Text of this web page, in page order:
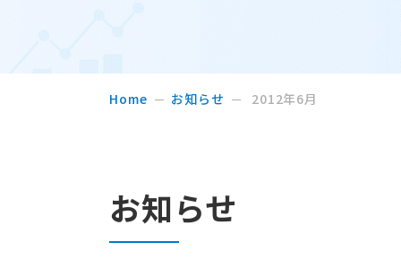
Home お知らせ 2012年6月
お知らせ